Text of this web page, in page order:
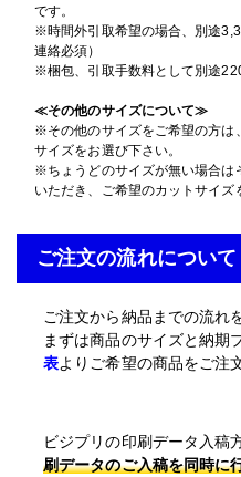
です。
※時間外引取希望の場合、別途
連絡必須）
※梱包、引取手数料として別途
≪その他のサイズについて≫
※その他のサイズをご希望の方は、
サイズをお選び下さい。
※ちょうどのサイズが無い場合は
いただき、ご希望のカットサイズ
ご注文の流れについて
ご注文から納品までの流れ
まずは商品のサイズと納期
表よりご希望の商品をご注
ビジプリの印刷データ入稿
刷データのご入稿を同時に